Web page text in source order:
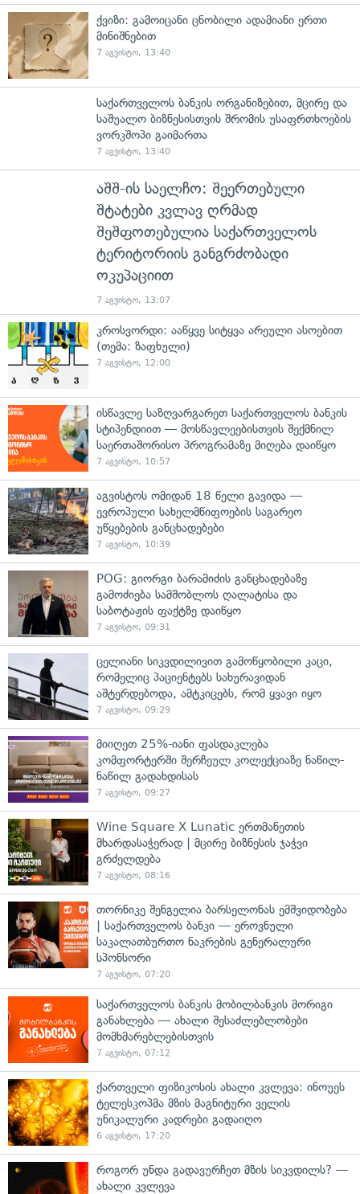
ქვიზი: გამოიცანი ცნობილი ადამიანი ერთი
მინიშნებით
7 აგვისტო, 13:40
საქართველოს ბანკის ორგანიზებით, მცირე და
საშუალო ბიზნესისთვის შრომის უსაფრთხოების
ვორკშოპი გაიმართა
7 აგვისტო, 13:40
აშშ-ის საელჩო: შეერთებული
შტატები კვლავ ღრმად
შეშფოთებულია საქართველოს
ტერიტორიის განგრძობადი
ოკუპაციით
7 აგვისტო, 13:07
კროსვორდი: ააწყვე სიტყვა არეული ასოებით
(თემა: ზაფხული)
7 აგვისტო, 12:00
ისწავლე საზღვარგარეთ საქართველოს ბანკის
სტიპენდიით — მოსწავლეებისთვის შექმნილ
საერთაშორისო პროგრამაზე მიღება დაიწყო
7 აგვისტო, 10:57
აგვისტოს ომიდან 18 წელი გავიდა —
ევროპული სახელმწიფოების საგარეო
უწყებების განცხადებები
7 აგვისტო, 10:39
POG: გიორგი ბარამიძის განცხადებაზე
გამოძიება სამშობლოს ღალატისა და
საბოტაჟის ფაქტზე დაიწყო
7 აგვისტო, 09:31
ცელიანი სიკვდილივით გამოწყობილი კაცი,
რომელიც პაციენტებს სახურავიდან
აშტერდებოდა, ამტკიცებს, რომ ყვავი იყო
7 აგვისტო, 09:29
მიიღეთ 25%-იანი ფასდაკლება
კომფორტერში შერჩეულ კოლექციაზე ნაწილ-
ნაწილ გადახდისას
7 აგვისტო, 09:27
Wine Square X Lunatic ერთმანეთის
მხარდასაჭერად | მცირე ბიზნესის ჯაჭვი
გრძელდება
7 აგვისტო, 08:16
თორნიკე შენგელია ბარსელონას ემშვიდობება
| საქართველოს ბანკი — ეროვნული
საკალათბურთო ნაკრების გენერალური
სპონსორი
7 აგვისტო, 07:20
საქართველოს ბანკის მობილბანკის მორიგი
განახლება — ახალი შესაძლებლობები
მომხმარებლებისთვის
7 აგვისტო, 07:12
ქართველი ფიზიკოსის ახალი კვლევა: ინოუეს
ტელესკოპმა მზის მაგნიტური ველის
უნიკალური კადრები გადაიღო
6 აგვისტო, 17:20
როგორ უნდა გადავურჩეთ მზის სიკვდილს? —
ახალი კვლევა